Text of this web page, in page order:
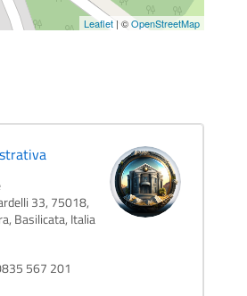
Leaflet | ©OpenStreetMap
33, 75018,
Basilicata, Italia
567 201